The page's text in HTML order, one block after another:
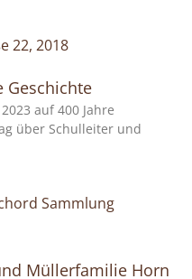
Geschichte
auf 400 Jahre
über Schulleiter und
Müllerfamilie Horn